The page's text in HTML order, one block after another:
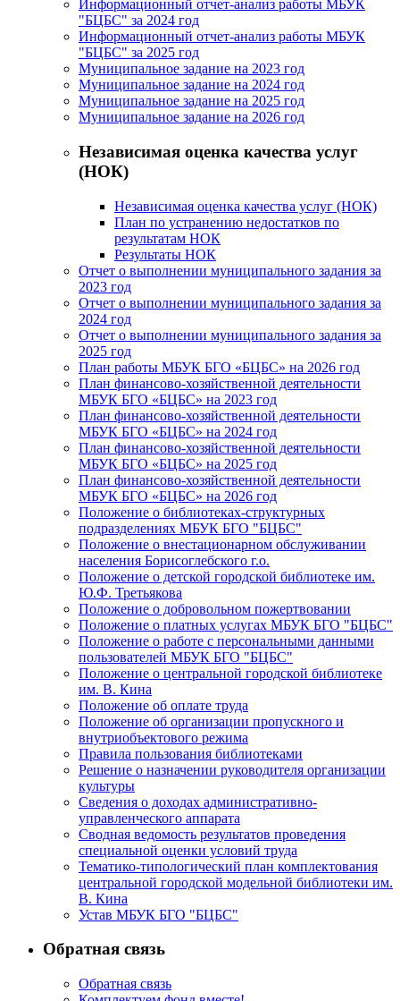
Информационный отчет-анализ работы МБУК
"БЦБС" за 2024 год
Информационный отчет-анализ работы МБУК
"БЦБС" за 2025 год
Муниципальное задание на 2023 год
Муниципальное задание на 2024 год
Муниципальное задание на 2025 год
Муниципальное задание на 2026 год
Независимая оценка качества услуг
(НОК)
Независимая оценка качества услуг (НОК)
План по устранению недостатков по
результатам НОК
Результаты НОК
Отчет о выполнении муниципального задания за
2023 год
Отчет о выполнении муниципального задания за
2024 год
Отчет о выполнении муниципального задания за
2025 год
План работы МБУК БГО «БЦБС» на 2026 год
План финансово-хозяйственной деятельности
МБУК БГО «БЦБС» на 2023 год
План финансово-хозяйственной деятельности
МБУК БГО «БЦБС» на 2024 год
План финансово-хозяйственной деятельности
МБУК БГО «БЦБС» на 2025 год
План финансово-хозяйственной деятельности
МБУК БГО «БЦБС» на 2026 год
Положение о библиотеках-структурных
подразделениях МБУК БГО "БЦБС"
Положение о внестационарном обслуживании
населения Борисоглебского г.о.
Положение о детской городской библиотеке им.
Ю.Ф. Третьякова
Положение о добровольном пожертвовании
Положение о платных услугах МБУК БГО "БЦБС"
Положение о работе с персональными данными
пользователей МБУК БГО "БЦБС"
Положение о центральной городской библиотеке
им. В. Кина
Положение об оплате труда
Положение об организации пропускного и
внутриобъектового режима
Правила пользования библиотеками
Решение о назначении руководителя организации
культуры
Сведения о доходах административно-
управленческого аппарата
Сводная ведомость результатов проведения
специальной оценки условий труда
Тематико-типологический план комплектования
центральной городской модельной библиотеки им.
В. Кина
Устав МБУК БГО "БЦБС"
Обратная связь
Обратная связь